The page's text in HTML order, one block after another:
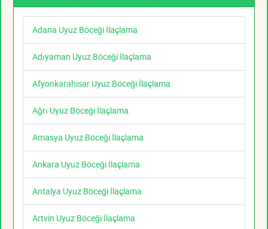
Adana Uyuz Böceği İlaçlama
Adıyaman Uyuz Böceği İlaçlama
Afyonkarahisar Uyuz Böceği İlaçlama
Ağrı Uyuz Böceği İlaçlama
Amasya Uyuz Böceği İlaçlama
Ankara Uyuz Böceği İlaçlama
Antalya Uyuz Böceği İlaçlama
Artvin Uyuz Böceği İlaçlama